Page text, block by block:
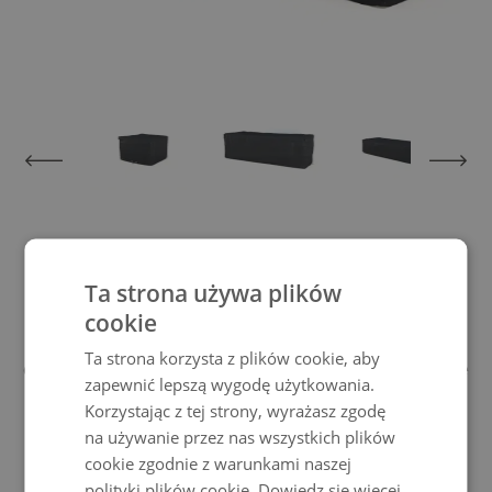
chronisz swoje meble przed złą pogodą, ale
także promujesztrwałość Twoich mebli
ogrodowych Living Zone.
Pokrowce na meble ogrodowe, które stawiają czoła każdej pogodzie
Ta strona używa plików
cookie
Ta strona korzysta z plików cookie, aby
zapewnić lepszą wygodę użytkowania.
Korzystając z tej strony, wyrażasz zgodę
na używanie przez nas wszystkich plików
cookie zgodnie z warunkami naszej